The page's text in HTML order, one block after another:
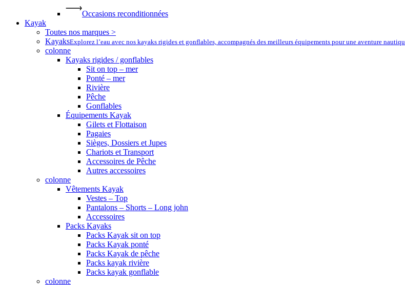
Occasions reconditionnées
Kayak
Toutes nos marques >
KayaksExplorez l’eau avec nos kayaks rigides et gonflables, accompagnés des meilleurs équipements pour une aventure
colonne
Kayaks rigides / gonflables
Sit on top – mer
Ponté – mer
Rivière
Pêche
Gonflables
Équipements Kayak
Gilets et Flottaison
Pagaies
Sièges, Dossiers et Jupes
Chariots et Transport
Accessoires de Pêche
Autres accessoires
colonne
Vêtements Kayak
Vestes – Top
Pantalons – Shorts – Long john
Accessoires
Packs Kayaks
Packs Kayak sit on top
Packs Kayak ponté
Packs Kayak de pêche
Packs kayak rivière
Packs kayak gonflable
colonne